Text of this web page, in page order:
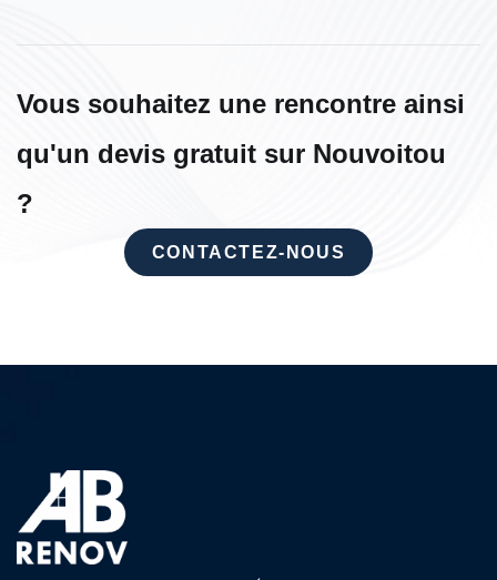
Vous souhaitez une rencontre ainsi
qu'un devis gratuit sur Nouvoitou
?
CONTACTEZ-NOUS